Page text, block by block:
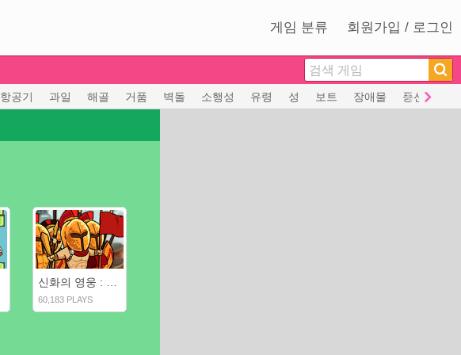
게임 분류 회원가입 / 로그인
항공기 과일 해골 거품 벽돌 소행성 유령 성 보트 장애물 풍선
60,183 PLAYS